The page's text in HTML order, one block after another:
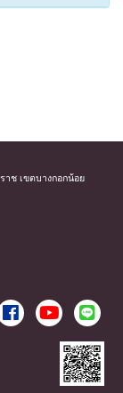
าช เขตบางกอกน้อย